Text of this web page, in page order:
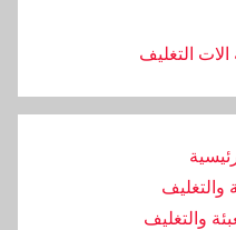
التغليف
والتغليف
والتغليف